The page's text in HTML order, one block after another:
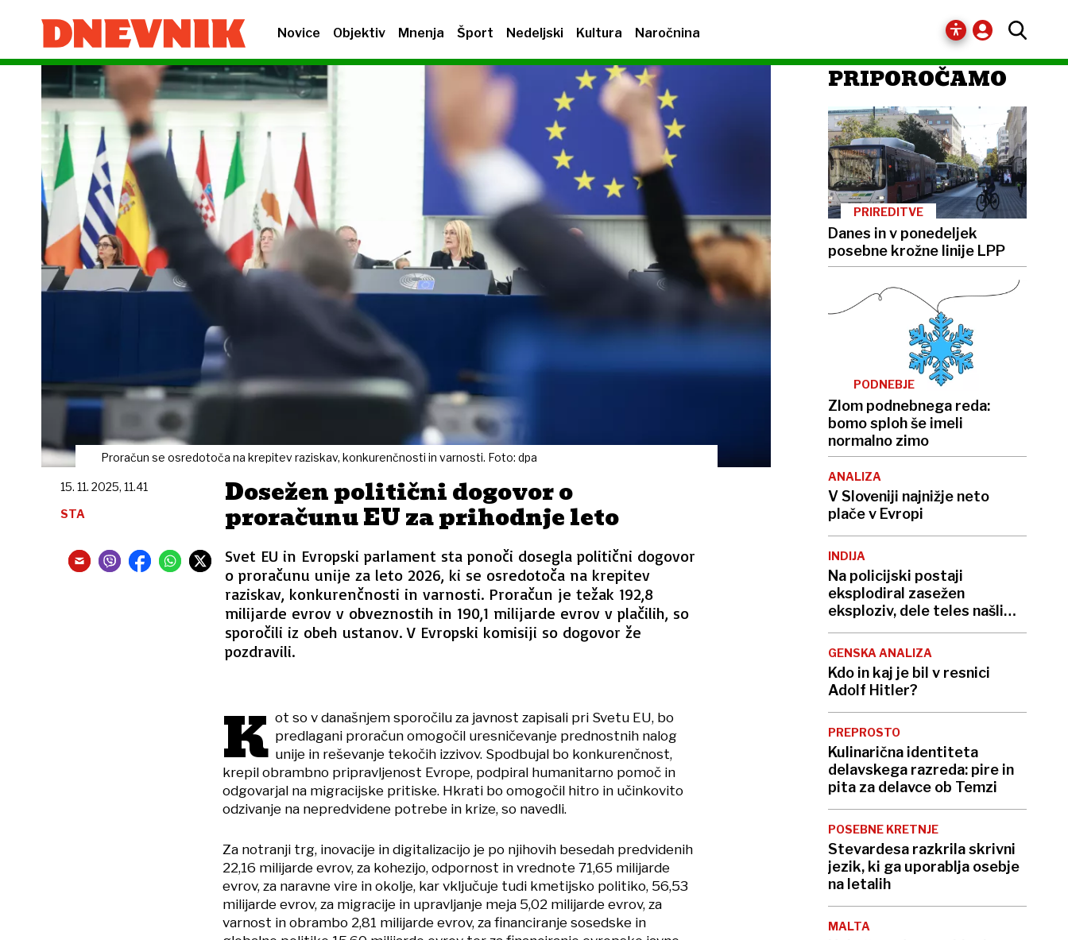
Novice Objektiv Mnenja Šport Nedeljski Kultura Naročnina
Proračun se osredotoča na krepitev raziskav, konkurenčnosti in varnosti. Foto: dpa
Dosežen politični dogovor o
proračunu EU za prihodnje leto
Svet EU in Evropski parlament sta ponoči dosegla politični dogovor
o proračunu unije za leto 2026, ki se osredotoča na krepitev
raziskav, konkurenčnosti in varnosti. Proračun je težak 192,8
milijarde evrov v obveznostih in 190,1 milijarde evrov v plačilih, so
sporočili iz obeh ustanov. V Evropski komisiji so dogovor že
pozdravili.
15. 11. 2025, 11.41
STA
K ot so v današnjem sporočilu za javnost zapisali pri Svetu EU, bo
predlagani proračun omogočil uresničevanje prednostnih nalog
unije in reševanje tekočih izzivov. Spodbujal bo konkurenčnost,
krepil obrambno pripravljenost Evrope, podpiral humanitarno pomoč in
odgovarjal na migracijske pritiske. Hkrati bo omogočil hitro in učinkovito
odzivanje na nepredvidene potrebe in krize, so navedli.
Za notranji trg, inovacije in digitalizacijo je po njihovih besedah predvidenih
22,16 milijarde evrov, za kohezijo, odpornost in vrednote 71,65 milijarde
evrov, za naravne vire in okolje, kar vključuje tudi kmetijsko politiko, 56,53
milijarde evrov, za migracije in upravljanje meja 5,02 milijarde evrov, za
varnost in obrambo 2,81 milijarde evrov, za financiranje sosedske in
PRIPOROČAMO
PRIREDITVE
Danes in v ponedeljek
posebne krožne linije LPP
PODNEBJE
Zlom podnebnega reda:
bomo sploh še imeli
normalno zimo
ANALIZA
V Sloveniji najnižje neto
plače v Evropi
INDIJA
Na policijski postaji
eksplodiral zasežen
eksploziv, dele teles našli
200 metrov stran
GENSKA ANALIZA
Kdo in kaj je bil v resnici
Adolf Hitler?
PREPROSTO
Kulinarična identiteta
delavskega razreda: pire in
pita za delavce ob Temzi
POSEBNE KRETNJE
Stevardesa razkrila skrivni
jezik, ki ga uporablja osebje
na letalih
MALTA